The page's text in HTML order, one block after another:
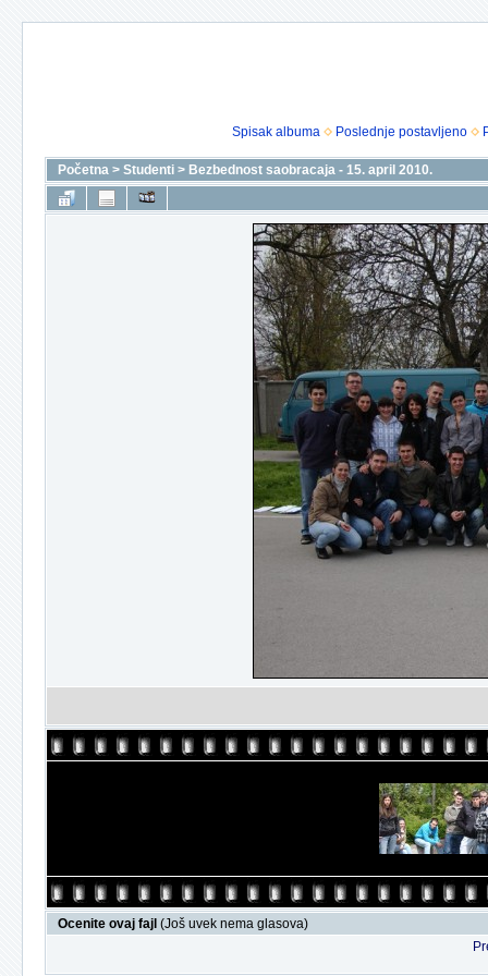
Spisak albuma Poslednje postavljeno
Početna > Studenti > Bezbednost saobracaja - 15. april 2010.
Ocenite ovaj fajl (Još uvek nema glasova)